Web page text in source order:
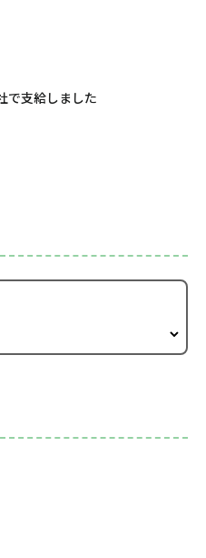
で支給しました